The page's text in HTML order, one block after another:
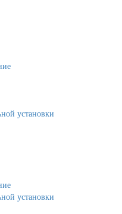
установки
установки